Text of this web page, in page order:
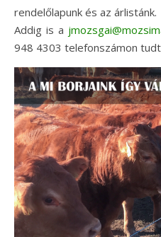
rendelőlapunk és az árlistánk.
Addig is a
948 4303 telefonszámon